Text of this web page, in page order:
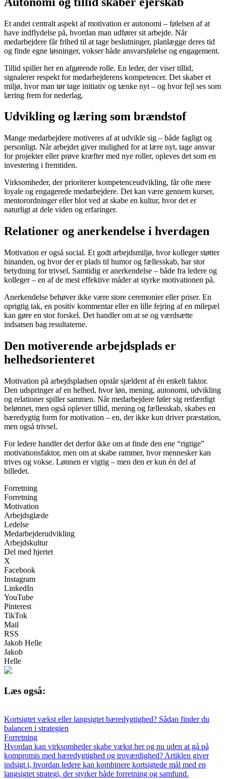
Et andet centralt aspekt af motivation er autonomi – følelsen af at
have indflydelse på, hvordan man udfører sit arbejde. Når
medarbejdere får frihed til at tage beslutninger, planlægge deres tid
og finde egne løsninger, vokser både ansvarsfølelse og engagement.
Tillid spiller her en afgørende rolle. En leder, der viser tillid,
signalerer respekt for medarbejderens kompetencer. Det skaber et
miljø, hvor man tør tage initiativ og tænke nyt – og hvor fejl ses som
læring frem for nederlag.
Udvikling og læring som brændstof
Mange medarbejdere motiveres af at udvikle sig – både fagligt og
personligt. Når arbejdet giver mulighed for at lære nyt, tage ansvar
for projekter eller prøve kræfter med nye roller, opleves det som en
investering i fremtiden.
Virksomheder, der prioriterer kompetenceudvikling, får ofte mere
loyale og engagerede medarbejdere. Det kan være gennem kurser,
mentorordninger eller blot ved at skabe en kultur, hvor det er
naturligt at dele viden og erfaringer.
Relationer og anerkendelse i hverdagen
Motivation er også social. Et godt arbejdsmiljø, hvor kolleger støtter
hinanden, og hvor der er plads til humor og fællesskab, har stor
betydning for trivsel. Samtidig er anerkendelse – både fra ledere og
kolleger – en af de mest effektive måder at styrke motivationen på.
Anerkendelse behøver ikke være store ceremonier eller priser. En
oprigtig tak, en positiv kommentar eller en lille fejring af en milepæl
kan gøre en stor forskel. Det handler om at se og værdsætte
indsatsen bag resultaterne.
Den motiverende arbejdsplads er
helhedsorienteret
Motivation på arbejdspladsen opstår sjældent af én enkelt faktor.
Den udspringer af en helhed, hvor løn, mening, autonomi, udvikling
og relationer spiller sammen. Når medarbejdere føler sig retfærdigt
belønnet, men også oplever tillid, mening og fællesskab, skabes en
bæredygtig form for motivation – en, der ikke kun driver præstation,
men også trivsel.
For ledere handler det derfor ikke om at finde den ene “rigtige”
motivationsfaktor, men om at skabe rammer, hvor mennesker kan
trives og vokse. Lønnen er vigtig – men den er kun én del af
billedet.
Forretning
Forretning
Motivation
Arbejdsglæde
Ledelse
Medarbejderudvikling
Arbejdskultur
Del med hjertet
X
Facebook
Instagram
LinkedIn
YouTube
Pinterest
TikTok
Mail
RSS
Jakob Helle
Jakob
Helle
Læs også:
Kortsigtet vækst eller langsigtet bæredygtighed? Sådan finder du
balancen i strategien
Forretning
Hvordan kan virksomheder skabe vækst her og nu uden at gå på
kompromis med bæredygtighed og troværdighed? Artiklen giver
indsigt i, hvordan ledere kan kombinere kortsigtede mål med en
langsigtet strategi, der styrker både forretning og samfund.